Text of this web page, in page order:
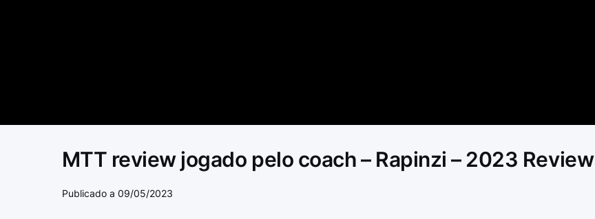
MTT review jogado pelo coach – Rapinzi – 2023 Review
Publicado a 09/05/2023